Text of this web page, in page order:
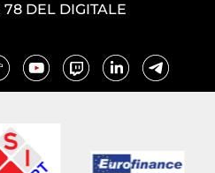
DEL DIGITALE